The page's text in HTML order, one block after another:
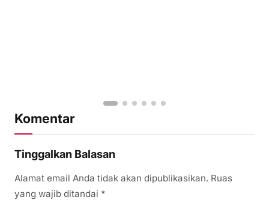
Komentar
Tinggalkan Balasan
Alamat email Anda tidak akan dipublikasikan. Ruas
yang wajib ditandai *